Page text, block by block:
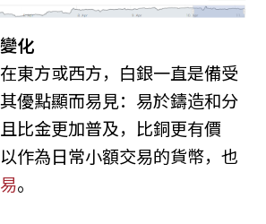
化
東方或西方，白銀一直是備受
優點顯而易見：易於鑄造和分
比金更加普及，比銅更有價
作為日常小額交易的貨幣，也
。